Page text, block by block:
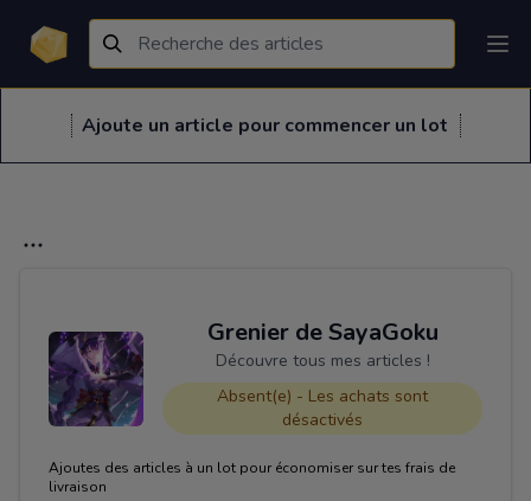
Grenier de SayaGoku
Découvre tous mes articles !
Absent(e) - Les achats sont
désactivés
Ajoutes des articles à un lot pour économiser sur tes frais de
livraison
Ajoute un article pour commencer un lot